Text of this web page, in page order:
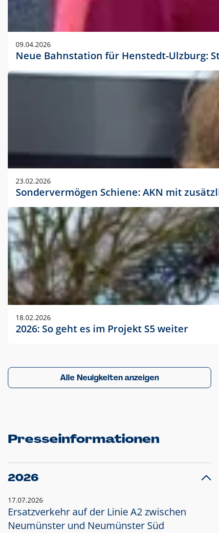
09.04.2026
Neue Bahnstation für Henstedt-Ulzburg:
23.02.2026
Sondervermögen Schiene: AKN mit
18.02.2026
2026: So geht es im Projekt S5 weiter
Alle Neuigkeiten anzeigen
Presseinformationen
2026
17.07.2026
Ersatzverkehr auf der Linie A2 zwischen
Neumünster und Neumünster Süd